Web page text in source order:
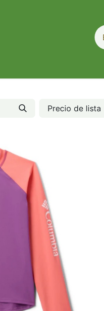
Precio de lista